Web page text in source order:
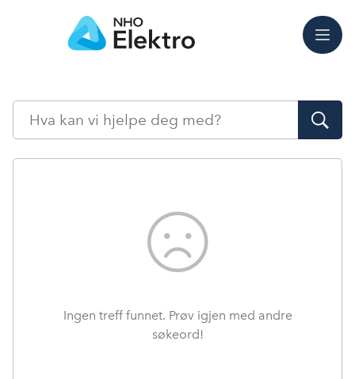
Meny
Søk
Ingen treff funnet. Prøv igjen med andre
søkeord!